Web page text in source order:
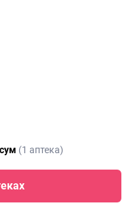
сум (1 аптека)